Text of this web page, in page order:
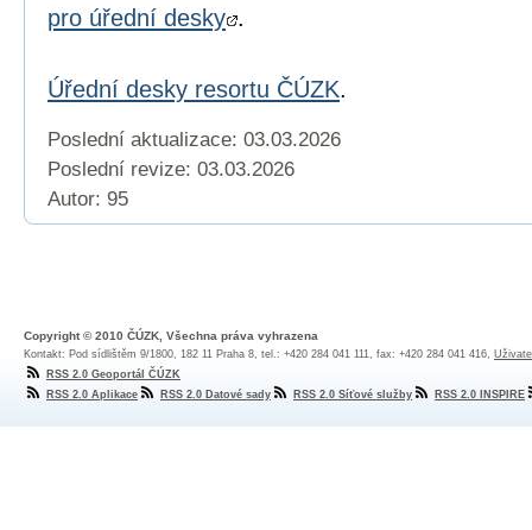
pro úřední desky .
Úřední desky resortu ČÚZK.
Poslední aktualizace: 03.03.2026
Poslední revize: 03.03.2026
Autor: 95
Copyright © 2010 ČÚZK, Všechna práva vyhrazena
Kontakt: Pod sídlištěm 9/1800, 182 11 Praha 8, tel.: +420 284 041 111, fax: +420 284 041 416,
RSS 2.0 Geoportál ČÚZK
RSS 2.0 Aplikace
RSS 2.0 Datové sady RSS 2.0 Síťové služby RSS 2.0 INSPIRE